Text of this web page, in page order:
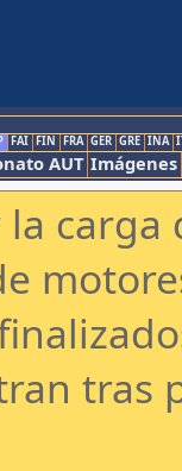
FAI FIN FRA GER GRE INA
AUT Imágenes
tras